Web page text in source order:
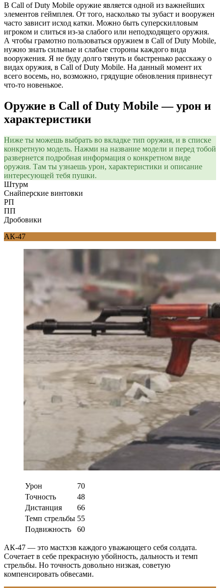
В Call of Duty Mobile оружие является одной из важнейших
элементов геймплея. От того, насколько ты зубаст и вооружен
часто зависит исход катки. Можно быть суперскилловым
игроком и слиться из-за слабого или неподходящего оружия.
А чтобы грамотно пользоваться оружием в Call of Duty Mobile,
нужно знать сильные и слабые стороны каждого вида
вооружения. Я не буду долго тянуть и быстренько расскажу о
видах оружия, в Call of Duty Mobile. На данный момент их
всего восемь, но, возможно, грядущие обновления привнесут
что-то новенькое.
Оружие в Call of Duty Mobile — урон и
характеристики
Ниже ты можешь выбрать во вкладке тип оружия, и в списке
конкретную модель. Нажми на название модели и перед тобой
развернется подробная информация о конкретном виде
оружия. Там ты узнаешь урон, характеристики и описание
интересующей тебя пушки.
Штурм
Снайперские винтовки
РП
ПП
Дробовики
АК-47
Урон
70
Точность
48
Дистанция
66
Темп стрельбы 55
Подвижность
60
АК-47 — это мастхэв каждого уважающего себя солдата.
Сочетает в себе прекрасную убойность, дальность и темп
стрельбы. Но точность довольно низкая, советую
компенсировать обвесами.